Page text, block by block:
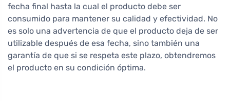
fecha final hasta la cual el producto debe ser
consumido para mantener su calidad y efectividad. No
es solo una advertencia de que el producto deja de ser
utilizable después de esa fecha, sino también una
garantía de que si se respeta este plazo, obtendremos
el producto en su condición óptima.